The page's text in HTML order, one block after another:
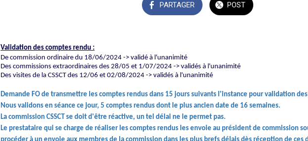
PARTAGER POST
Validation des comptes rendu :
De commission ordinaire du 18/06/2024 -> validé à l'unanimité
Des commissions extraordinaires des 28/05 et 1/07/2024 -> validés à l'unanimité
Des visites de la CSSCT des 12/06 et 02/08/2024 -> validés à l'unanimité
Demande FO de transmettre les comptes rendus dans 15 jours suivants l'instance pour validation
Nous validons en séance ce jour, 5 comptes rendus dont le plus ancien date de 16 semaines.
La commission CSSCT se doit d'être réactive, un tel délai ne le permet pas.
Le prestataire qui se charge de réaliser les comptes rendus les envoie au président de commission